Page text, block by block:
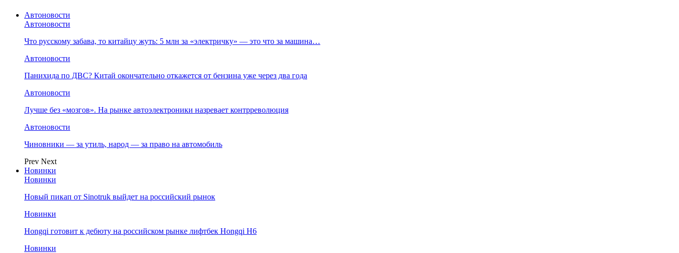
Автоновости
Автоновости
Что русскому забава, то китайцу жуть: 5 млн за «электричку» — это что за машина…
Автоновости
Панихида по ДВС? Китай окончательно откажется от бензина уже через два года
Автоновости
Лучше без «мозгов». На рынке автоэлектроники назревает контрреволюция
Автоновости
Чиновники — за утиль, народ — за право на автомобиль
Prev Next
Новинки
Новинки
Новый пикап от Sinotruk выйдет на российский рынок
Новинки
Hongqi готовит к дебюту на российском рынке лифтбек Hongqi H6
Новинки